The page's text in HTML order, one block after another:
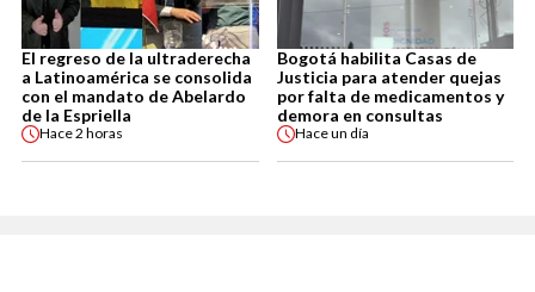
El regreso de la ultraderecha
a Latinoamérica se consolida
con el mandato de Abelardo
de la Espriella
Hace2 horas
Bogotá habilita Casas de
Justicia para atender quejas
por falta de medicamentos y
demora en consultas
Haceun día